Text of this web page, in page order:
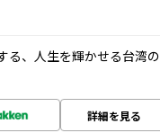
る、人生を輝かせる台湾の
詳細を見る